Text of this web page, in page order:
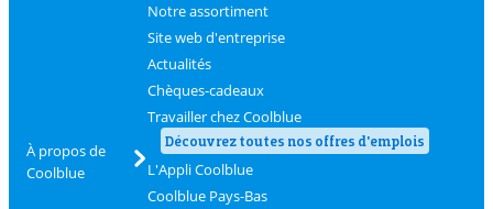
À propos de
Coolblue
Notre assortiment
Site web d'entreprise
Actualités
Chèques-cadeaux
Travailler chez Coolblue
Découvrez toutes nos offres d'emplois
L'Appli Coolblue
Coolblue Pays-Bas